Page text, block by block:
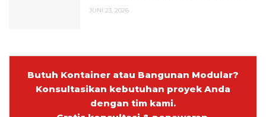
JUNI 23, 2026
Butuh Kontainer atau Bangunan Modular?
Konsultasikan kebutuhan proyek Anda
dengan tim kami.